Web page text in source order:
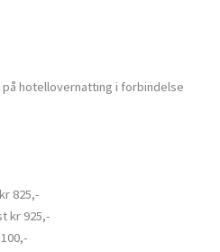
hotellovernatting i forbindelse
825,-
kr 925,-